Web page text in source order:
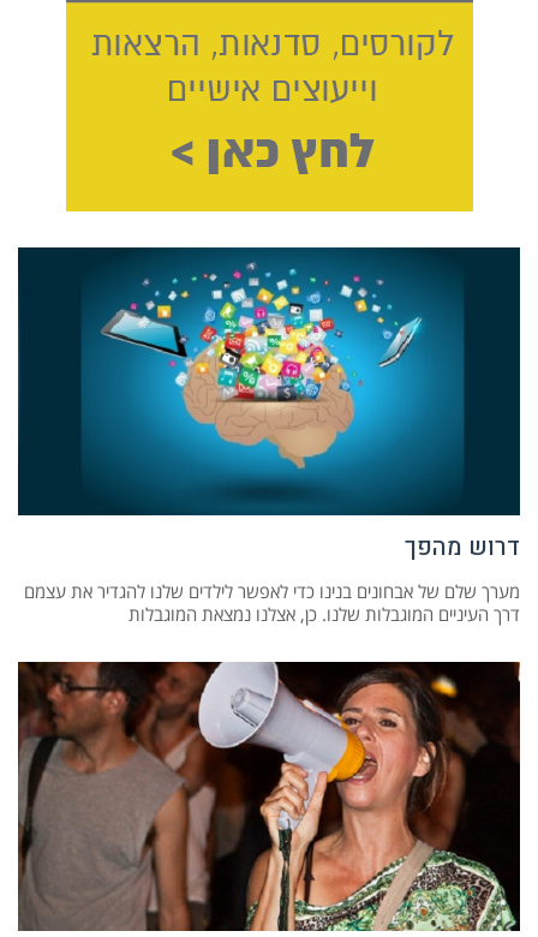
דרוש מהפך
מערך שלם של אבחונים בנינו כדי לאפשר לילדים שלנו להגדיר את עצמם
דרך העיניים המוגבלות שלנו. כן, אצלנו נמצאת המוגבלות